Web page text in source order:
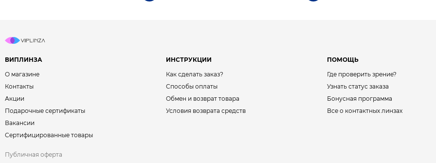
ВИПЛИНЗА
О магазине
Контакты
Акции
Подарочные сертификаты
Вакансии
Сертифицированные товары
ИНСТРУКЦИИ
Как сделать заказ?
Способы оплаты
Обмен и возврат товара
Условия возврата средств
ПОМОЩЬ
Где проверить зрение?
Узнать статус заказа
Бонусная программа
Все о контактных линзах
Публичная оферта